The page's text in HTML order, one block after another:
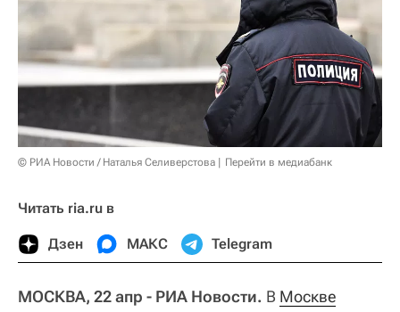
© РИА Новости / Наталья Селиверстова Перейти в медиабанк
Читать ria.ru в
Дзен МАКС Telegram
МОСКВА, 22 апр - РИА Новости. В Москве